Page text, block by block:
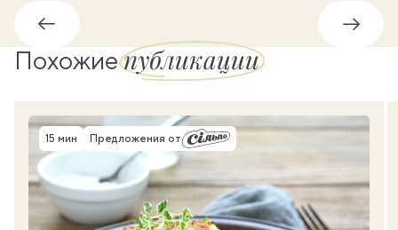
Обратно
Похожиепубликации
Время приготовления
15 мин Предложения от